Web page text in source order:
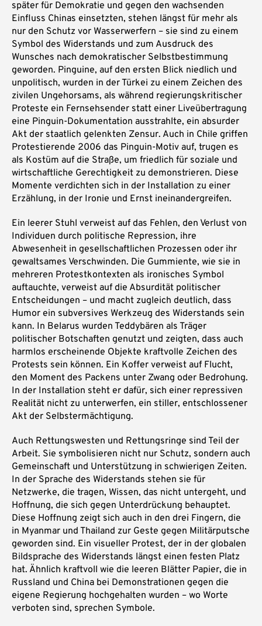
später für Demokratie und gegen den wachsenden
Einfluss Chinas einsetzten, stehen längst für mehr als
nur den Schutz vor Wasserwerfern – sie sind zu einem
Symbol des Widerstands und zum Ausdruck des
Wunsches nach demokratischer Selbstbestimmung
geworden. Pinguine, auf den ersten Blick niedlich und
unpolitisch, wurden in der Türkei zu einem Zeichen des
zivilen Ungehorsams, als während regierungskritischer
Proteste ein Fernsehsender statt einer Liveübertragung
eine Pinguin-Dokumentation ausstrahlte, ein absurder
Akt der staatlich gelenkten Zensur. Auch in Chile griffen
Protestierende 2006 das Pinguin-Motiv auf, trugen es
als Kostüm auf die Straße, um friedlich für soziale und
wirtschaftliche Gerechtigkeit zu demonstrieren. Diese
Momente verdichten sich in der Installation zu einer
Erzählung, in der Ironie und Ernst ineinandergreifen.
Ein leerer Stuhl verweist auf das Fehlen, den Verlust von
Individuen durch politische Repression, ihre
Abwesenheit in gesellschaftlichen Prozessen oder ihr
gewaltsames Verschwinden. Die Gummiente, wie sie in
mehreren Protestkontexten als ironisches Symbol
auftauchte, verweist auf die Absurdität politischer
Entscheidungen – und macht zugleich deutlich, dass
Humor ein subversives Werkzeug des Widerstands sein
kann. In Belarus wurden Teddybären als Träger
politischer Botschaften genutzt und zeigten, dass auch
harmlos erscheinende Objekte kraftvolle Zeichen des
Protests sein können. Ein Koffer verweist auf Flucht,
den Moment des Packens unter Zwang oder Bedrohung.
In der Installation steht er dafür, sich einer repressiven
Realität nicht zu unterwerfen, ein stiller, entschlossener
Akt der Selbstermächtigung.
Auch Rettungswesten und Rettungsringe sind Teil der
Arbeit. Sie symbolisieren nicht nur Schutz, sondern auch
Gemeinschaft und Unterstützung in schwierigen Zeiten.
In der Sprache des Widerstands stehen sie für
Netzwerke, die tragen, Wissen, das nicht untergeht, und
Hoffnung, die sich gegen Unterdrückung behauptet.
Diese Hoffnung zeigt sich auch in den drei Fingern, die
in Myanmar und Thailand zur Geste gegen Militärputsche
geworden sind. Ein visueller Protest, der in der globalen
Bildsprache des Widerstands längst einen festen Platz
hat. Ähnlich kraftvoll wie die leeren Blätter Papier, die in
Russland und China bei Demonstrationen gegen die
eigene Regierung hochgehalten wurden – wo Worte
verboten sind, sprechen Symbole.